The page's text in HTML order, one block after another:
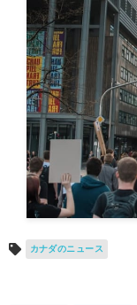
カナダのニュース